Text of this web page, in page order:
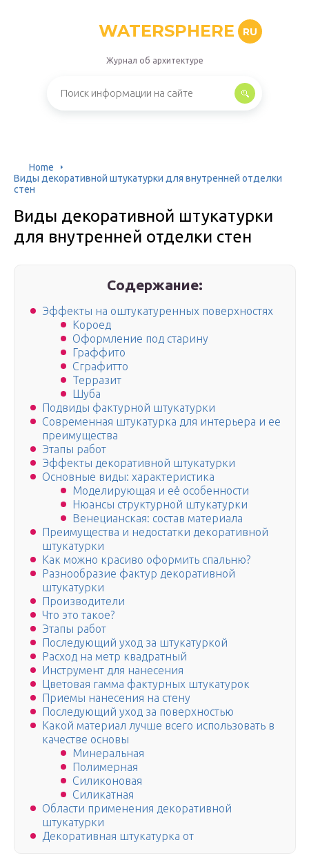
WATERSPHERE RU
Журнал об архитектуре
Home
Виды декоративной штукатурки для внутренней отделки
стен
Виды декоративной штукатурки
для внутренней отделки стен
Содержание:
Эффекты на оштукатуренных поверхностях
Короед
Оформление под старину
Граффито
Сграфитто
Терразит
Шуба
Подвиды фактурной штукатурки
Современная штукатурка для интерьера и ее
преимущества
Этапы работ
Эффекты декоративной штукатурки
Основные виды: характеристика
Моделирующая и её особенности
Нюансы структурной штукатурки
Венецианская: состав материала
Преимущества и недостатки декоративной
штукатурки
Как можно красиво оформить спальню?
Разнообразие фактур декоративной
штукатурки
Производители
Что это такое?
Этапы работ
Последующий уход за штукатуркой
Расход на метр квадратный
Инструмент для нанесения
Цветовая гамма фактурных штукатурок
Приемы нанесения на стену
Последующий уход за поверхностью
Какой материал лучше всего использовать в
качестве основы
Минеральная
Полимерная
Силиконовая
Силикатная
Области применения декоративной
штукатурки
Декоративная штукатурка от